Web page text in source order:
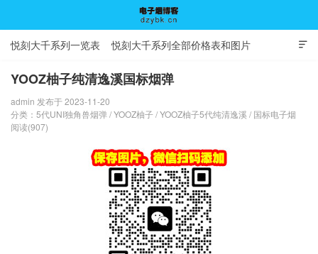
电子烟博客

悦刻大千系列一览表 悦刻大千系列全部价格表和图片
YOOZ柚子纯清逸溪国标烟弹
admin 发布于 2023-11-20
分类： 5代UNI独角兽烟弹/YOOZ柚子/YOOZ柚子5代纯清逸溪/ 国标电子烟
阅读(907)